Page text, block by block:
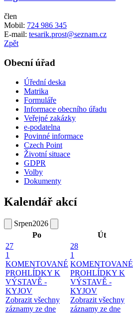
člen
Mobil: 724 986 345
E-mail: tesarik.prost@seznam.cz
Zpět
Obecní úřad
Úřední deska
Matrika
Formuláře
Informace obecního úřadu
Veřejné zakázky
e-podatelna
Povinné informace
Czech Point
Životní situace
GDPR
Volby
Dokumenty
Kalendář akcí
Srpen2026
Po
Út
27
1
KOMENTOVANÉ
PROHLÍDKY K
VÝSTAVĚ -
KYJOV
Zobrazit všechny
záznamy ze dne
28
1
KOMENTOVANÉ
PROHLÍDKY K
VÝSTAVĚ -
KYJOV
Zobrazit všechny
záznamy ze dne